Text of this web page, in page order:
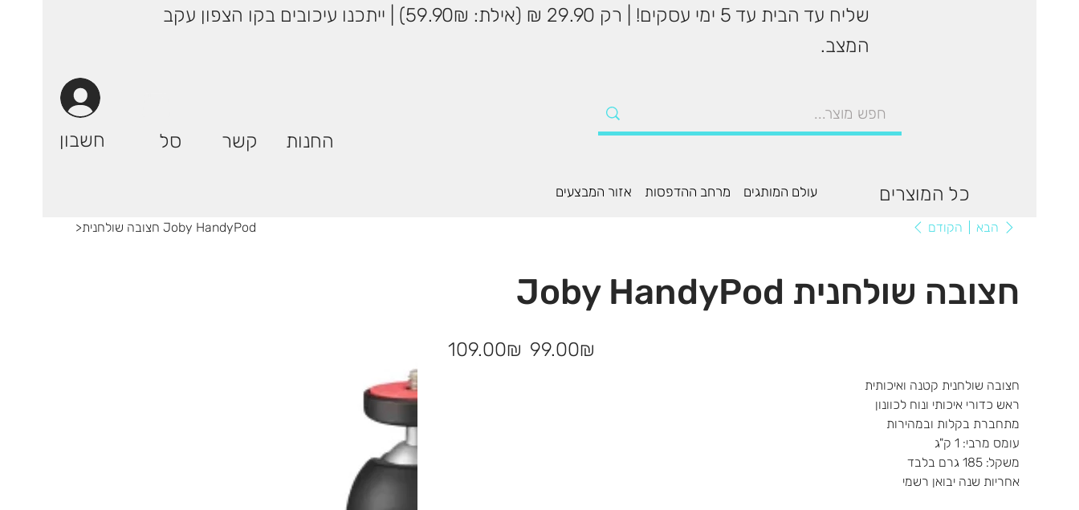
שליח עד הבית עד 5 ימי עסקים! | רק 29.90 ₪ (אילת: 59.90₪) | ייתכנו עיכובים בקו הצפון עקב
המצב.
חשבון סל קשר החנות
עולם המותגים מרחב ההדפסות אזור המבצעים כל המוצרים
> חצובה שולחנית Joby HandyPod הקודם הבא
חצובה שולחנית Joby HandyPod
מקורי
‏109.00 ‏₪
מבצע
‏99.00 ‏₪
חצובה שולחנית קטנה ואיכותית
ראש כדורי איכותי ונוח לכוונון
מתחברת בקלות ובמהירות
עומס מרבי: 1 ק"ג
משקל: 185 גרם בלבד
אחריות שנה יבואן רשמי